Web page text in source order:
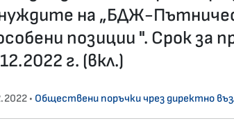
на „БДЖ-
позиции ". Срок за
г. (вкл.)
• Обществени поръчки чрез директно